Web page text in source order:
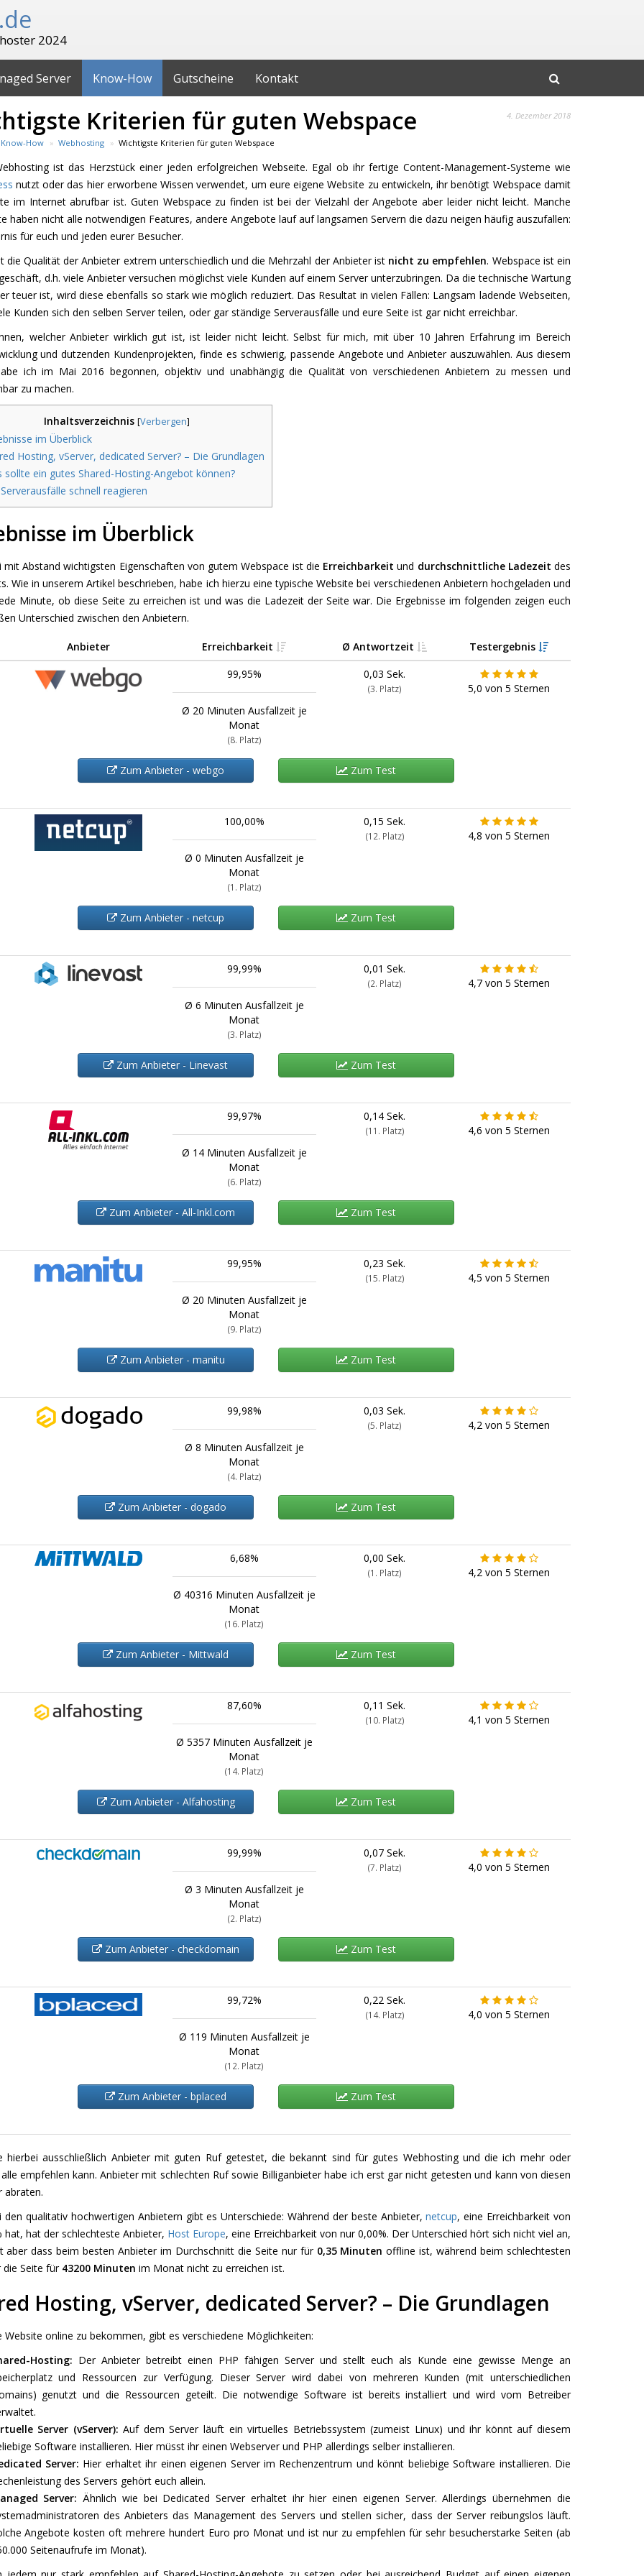
2024
Server Know-How Gutscheine Kontakt
4. Dezember 2018
Kriterien für guten Webspace
Know-How Webhosting Wichtigste Kriterien für guten Webspace
ist das Herzstück einer jeden erfolgreichen Webseite. Egal ob ihr fertige Content-Management-Systeme wie
nutzt oder das hier erworbene Wissen verwendet, um eure eigene Website zu entwickeln, ihr benötigt Webspace damit
im Internet abrufbar ist. Guten Webspace zu finden ist bei der Vielzahl der Angebote aber leider nicht leicht. Manche
haben nicht alle notwendigen Features, andere Angebote lauf auf langsamen Servern die dazu neigen häufig auszufallen:
für euch und jeden eurer Besucher.
die Qualität der Anbieter extrem unterschiedlich und die Mehrzahl der Anbieter ist nicht zu empfehlen. Webspace ist ein
d.h. viele Anbieter versuchen möglichst viele Kunden auf einem Server unterzubringen. Da die technische Wartung
teuer ist, wird diese ebenfalls so stark wie möglich reduziert. Das Resultat in vielen Fällen: Langsam ladende Webseiten,
Kunden sich den selben Server teilen, oder gar ständige Serverausfälle und eure Seite ist gar nicht erreichbar.
welcher Anbieter wirklich gut ist, ist leider nicht leicht. Selbst für mich, mit über 10 Jahren Erfahrung im Bereich
und dutzenden Kundenprojekten, finde es schwierig, passende Angebote und Anbieter auszuwählen. Aus diesem
ich im Mai 2016 begonnen, objektiv und unabhängig die Qualität von verschiedenen Anbietern zu messen und
zu machen.
Inhaltsverzeichnis [Verbergen]
im Überblick
Hosting, vServer, dedicated Server? – Die Grundlagen
sollte ein gutes Shared-Hosting-Angebot können?
schnell reagieren
im Überblick
mit Abstand wichtigsten Eigenschaften von gutem Webspace ist die Erreichbarkeit und durchschnittliche Ladezeit des
Wie in unserem Artikel beschrieben, habe ich hierzu eine typische Website bei verschiedenen Anbietern hochgeladen und
Minute, ob diese Seite zu erreichen ist und was die Ladezeit der Seite war. Die Ergebnisse im folgenden zeigen euch
Unterschied zwischen den Anbietern.
Anbieter Erreichbarkeit Ø Antwortzeit
Testergebnis
99,95%
Ø 20 Minuten Ausfallzeit je
Monat
(8. Platz)
0,03 Sek.
(3. Platz) 5,0 von 5 Sternen
Zum Anbieter - webgo Zum Test
100,00%
Ø 0 Minuten Ausfallzeit je
Monat
(1. Platz)
0,15 Sek.
(12. Platz) 4,8 von 5 Sternen
Zum Anbieter - netcup Zum Test
99,99%
Ø 6 Minuten Ausfallzeit je
Monat
(3. Platz)
0,01 Sek.
(2. Platz) 4,7 von 5 Sternen
Zum Anbieter - Linevast Zum Test
99,97%
Ø 14 Minuten Ausfallzeit je
Monat
(6. Platz)
0,14 Sek.
(11. Platz) 4,6 von 5 Sternen
Zum Anbieter - All-Inkl.com Zum Test
99,95%
Ø 20 Minuten Ausfallzeit je
Monat
(9. Platz)
0,23 Sek.
(15. Platz) 4,5 von 5 Sternen
Zum Anbieter - manitu Zum Test
99,98%
Ø 8 Minuten Ausfallzeit je
Monat
(4. Platz)
0,03 Sek.
(5. Platz) 4,2 von 5 Sternen
Zum Anbieter - dogado Zum Test
6,68%
Ø 40316 Minuten Ausfallzeit je
Monat
(16. Platz)
0,00 Sek.
(1. Platz) 4,2 von 5 Sternen
Zum Anbieter - Mittwald Zum Test
87,60%
Ø 5357 Minuten Ausfallzeit je
Monat
(14. Platz)
0,11 Sek.
(10. Platz) 4,1 von 5 Sternen
Zum Anbieter - Alfahosting Zum Test
99,99%
Ø 3 Minuten Ausfallzeit je
Monat
(2. Platz)
0,07 Sek.
(7. Platz) 4,0 von 5 Sternen
Zum Anbieter - checkdomain Zum Test
99,72%
Ø 119 Minuten Ausfallzeit je
Monat
(12. Platz)
0,22 Sek.
(14. Platz) 4,0 von 5 Sternen
Zum Anbieter - bplaced Zum Test
hierbei ausschließlich Anbieter mit guten Ruf getestet, die bekannt sind für gutes Webhosting und die ich mehr oder
empfehlen kann. Anbieter mit schlechten Ruf sowie Billiganbieter habe ich erst gar nicht getesten und kann von diesen
abraten.
den qualitativ hochwertigen Anbietern gibt es Unterschiede: Während der beste Anbieter,netcup, eine Erreichbarkeit von
hat, hat der schlechteste Anbieter, Host Europe, eine Erreichbarkeit von nur 0,00%. Der Unterschied hört sich nicht viel an,
aber dass beim besten Anbieter im Durchschnitt die Seite nur für 0,35 Minuten offline ist, während beim schlechtesten
die Seite für 43200 Minuten im Monat nicht zu erreichen ist.
Hosting, vServer, dedicated Server? – Die Grundlagen
Website online zu bekommen, gibt es verschiedene Möglichkeiten:
Hosting: Der Anbieter betreibt einen PHP fähigen Server und stellt euch als Kunde eine gewisse Menge an
und Ressourcen zur Verfügung. Dieser Server wird dabei von mehreren Kunden (mit unterschiedlichen
genutzt und die Ressourcen geteilt. Die notwendige Software ist bereits installiert und wird vom Betreiber
Server (vServer): Auf dem Server läuft ein virtuelles Betriebssystem (zumeist Linux) und ihr könnt auf diesem
Software installieren. Hier müsst ihr einen Webserver und PHP allerdings selber installieren.
Server: Hier erhaltet ihr einen eigenen Server im Rechenzentrum und könnt beliebige Software installieren. Die
des Servers gehört euch allein.
Server: Ähnlich wie bei Dedicated Server erhaltet ihr hier einen eigenen Server. Allerdings übernehmen die
des Anbieters das Management des Servers und stellen sicher, dass der Server reibungslos läuft.
Angebote kosten oft mehrere hundert Euro pro Monat und ist nur zu empfehlen für sehr besucherstarke Seiten (ab
Seitenaufrufe im Monat).